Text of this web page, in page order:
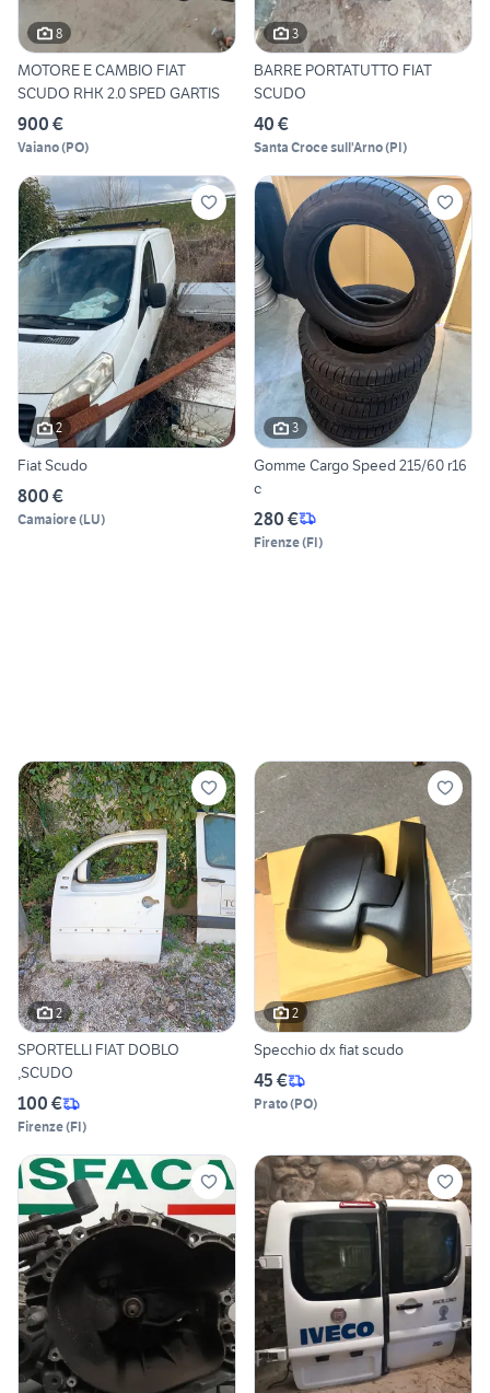
8
MOTORE E CAMBIO FIAT
SCUDO RHK 2.0 SPED GARTIS
900 €
Vaiano(PO)
3
BARRE PORTATUTTO FIAT
SCUDO
40 €
Santa Croce sull'Arno(PI)
2
Fiat Scudo
800 €
Camaiore(LU)
3
Gomme Cargo Speed 215/60 r16
c
280 €
Firenze(FI)
2
SPORTELLI FIAT DOBLO
,SCUDO
100 €
Firenze(FI)
2
Specchio dx fiat scudo
45 €
Prato(PO)